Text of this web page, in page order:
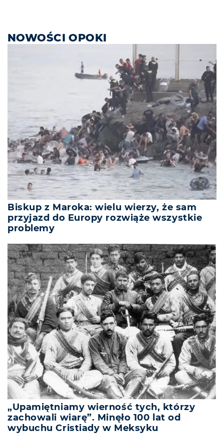
NOWOŚCI OPOKI
Biskup z Maroka: wielu wierzy, że sam
przyjazd do Europy rozwiąże wszystkie
problemy
„Upamiętniamy wierność tych, którzy
zachowali wiarę”. Minęło 100 lat od
wybuchu Cristiady w Meksyku